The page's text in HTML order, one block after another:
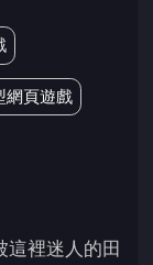
網頁遊戲
裡迷人的田